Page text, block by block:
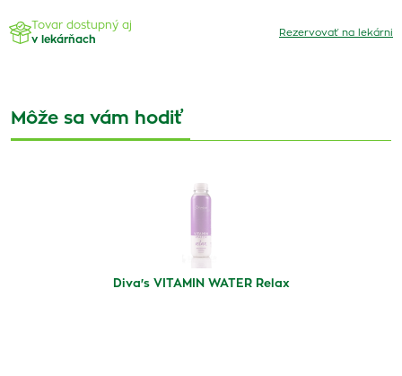
Tovar dostupný aj
v lekárňach
Rezervovať na lekárni
Môže sa vám hodiť
Diva's VITAMIN WATER Relax